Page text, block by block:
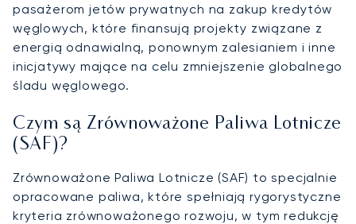
pasażerom jetów prywatnych na zakup kredytów
węglowych, które finansują projekty związane z
energią odnawialną, ponownym zalesianiem i inne
inicjatywy mające na celu zmniejszenie globalnego
śladu węglowego.
Czym są Zrównoważone Paliwa Lotnicze
(SAF)?
Zrównoważone Paliwa Lotnicze (SAF) to specjalnie
opracowane paliwa, które spełniają rygorystyczne
kryteria zrównoważonego rozwoju, w tym redukcję